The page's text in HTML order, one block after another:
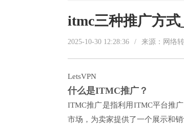
itmc三种推广方
2025-10-30 12:28:36 / 来源：网络
LetsVPN
什么是ITMC推广？
ITMC推广是指利用ITMC平台推
市场，为卖家提供了一个展示和销